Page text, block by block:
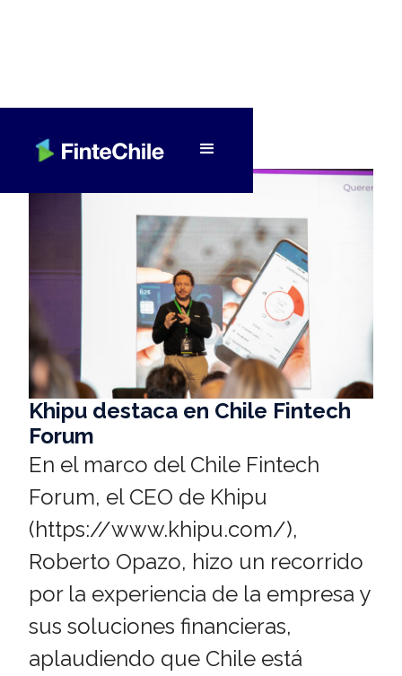
Khipu destaca en Chile Fintech
Forum
En el marco del Chile Fintech
Forum, el CEO de Khipu
(https://www.khipu.com/),
Roberto Opazo, hizo un recorrido
por la experiencia de la empresa y
sus soluciones financieras,
aplaudiendo que Chile está